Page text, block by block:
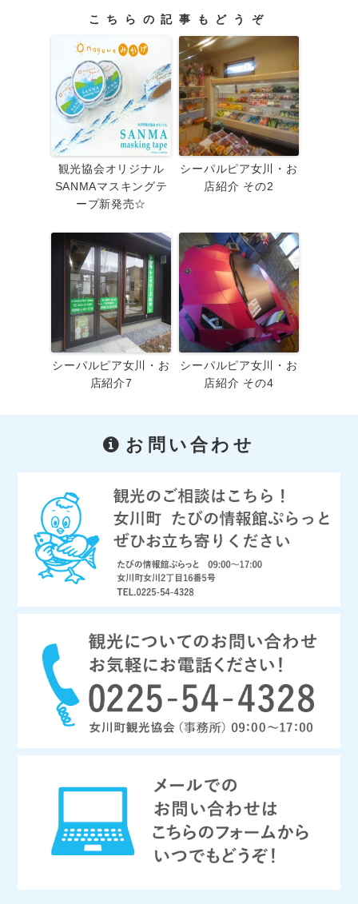
こちらの記事もどうぞ
観光協会オリジナル
SANMAマスキングテ
ープ新発売☆
シーパルピア女川・お
店紹介 その2
シーパルピア女川・お
店紹介7
シーパルピア女川・お
店紹介 その4
お問い合わせ